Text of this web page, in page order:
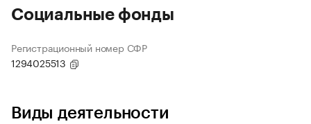
Социальные фонды
Регистрационный номер СФР
1294025513
Виды деятельности